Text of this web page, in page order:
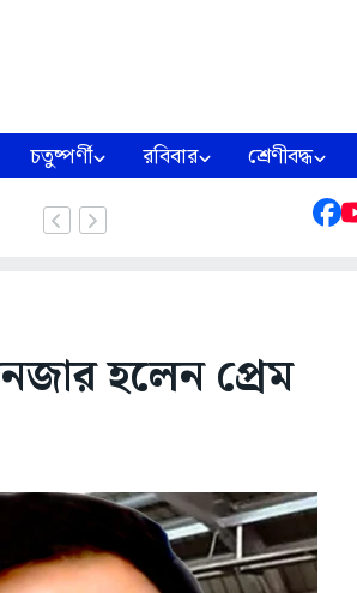
চতুষ্পর্ণী রবিবার শ্রেণীবদ্ধ
হলেন প্রেম